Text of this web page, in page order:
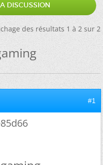
DISCUSSION
des résultats 1 à 2 sur 2
#1